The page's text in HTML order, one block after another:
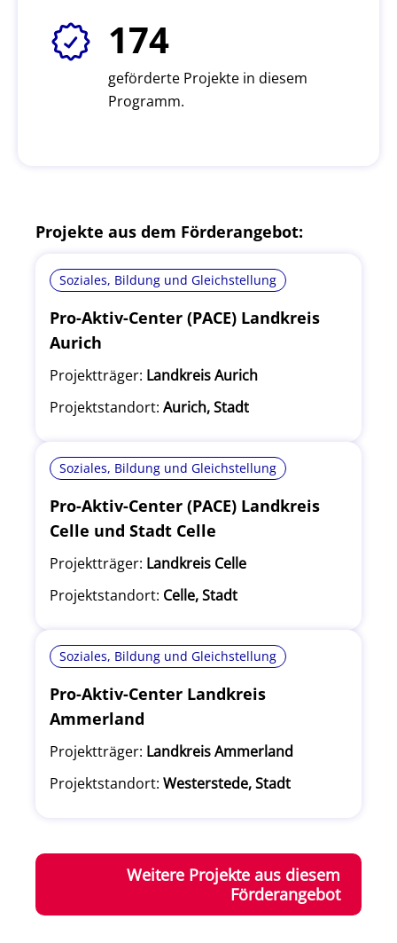
174
geförderte Projekte in diesem
Programm.
Projekte aus dem Förderangebot:
Soziales, Bildung und Gleichstellung
Pro-Aktiv-Center (PACE) Landkreis
Aurich
Projektträger: Landkreis Aurich
Projektstandort: Aurich, Stadt
Soziales, Bildung und Gleichstellung
Pro-Aktiv-Center (PACE) Landkreis
Celle und Stadt Celle
Projektträger: Landkreis Celle
Projektstandort: Celle, Stadt
Soziales, Bildung und Gleichstellung
Pro-Aktiv-Center Landkreis
Ammerland
Projektträger: Landkreis Ammerland
Projektstandort: Westerstede, Stadt
Weitere Projekte aus diesem
Förderangebot